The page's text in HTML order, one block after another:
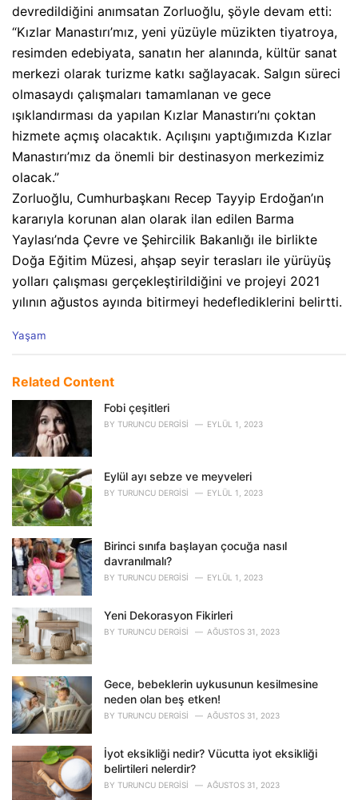
devredildiğini anımsatan Zorluoğlu, şöyle devam etti:
“Kızlar Manastırı’mız, yeni yüzüyle müzikten tiyatroya,
resimden edebiyata, sanatın her alanında, kültür sanat
merkezi olarak turizme katkı sağlayacak. Salgın süreci
olmasaydı çalışmaları tamamlanan ve gece
ışıklandırması da yapılan Kızlar Manastırı’nı çoktan
hizmete açmış olacaktık. Açılışını yaptığımızda Kızlar
Manastırı’mız da önemli bir destinasyon merkezimiz
olacak.”
Zorluoğlu, Cumhurbaşkanı Recep Tayyip Erdoğan’ın
kararıyla korunan alan olarak ilan edilen Barma
Yaylası’nda Çevre ve Şehircilik Bakanlığı ile birlikte
Doğa Eğitim Müzesi, ahşap seyir terasları ile yürüyüş
yolları çalışması gerçekleştirildiğini ve projeyi 2021
yılının ağustos ayında bitirmeyi hedeflediklerini belirtti.
C
e
e
:
Yaşam
Related Content
Fobi çeşitleri
BY TURUNCU DERGISI EYLÜL 1, 2023
Eylül ayı sebze ve meyveleri
BY TURUNCU DERGISI EYLÜL 1, 2023
Birinci sınıfa başlayan çocuğa nasıl
davranılmalı?
BY TURUNCU DERGISI EYLÜL 1, 2023
Yeni Dekorasyon Fikirleri
BY TURUNCU DERGISI AĞUSTOS 31, 2023
Gece, bebeklerin uykusunun kesilmesine
neden olan beş etken!
BY TURUNCU DERGISI AĞUSTOS 31, 2023
İyot eksikliği nedir? Vücutta iyot eksikliği
belirtileri nelerdir?
BY TURUNCU DERGISI AĞUSTOS 31, 2023